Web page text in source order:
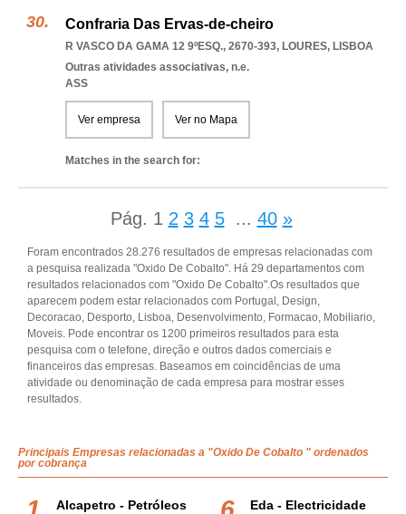
Confraria Das Ervas-de-cheiro
R VASCO DA GAMA 12 9ºESQ., 2670-393, LOURES, LISBOA
Outras atividades associativas, n.e.
ASS
Ver empresa Ver no Mapa
Matches in the search for:
Pág. 1 2 3 4 5 ... 40 »
Foram encontrados 28.276 resultados de empresas relacionadas com
a pesquisa realizada "Oxido De Cobalto". Há 29 departamentos com
resultados relacionados com "Oxido De Cobalto".Os resultados que
aparecem podem estar relacionados com Portugal, Design,
Decoracao, Desporto, Lisboa, Desenvolvimento, Formacao, Mobiliario,
Moveis. Pode encontrar os 1200 primeiros resultados para esta
pesquisa com o telefone, direção e outros dados comerciais e
financeiros das empresas. Baseamos em coincidências de uma
atividade ou denominação de cada empresa para mostrar esses
resultados.
Principais Empresas relacionadas a "Oxido De Cobalto " ordenados
por cobrança
Alcapetro - Petróleos
Eda - Electricidade